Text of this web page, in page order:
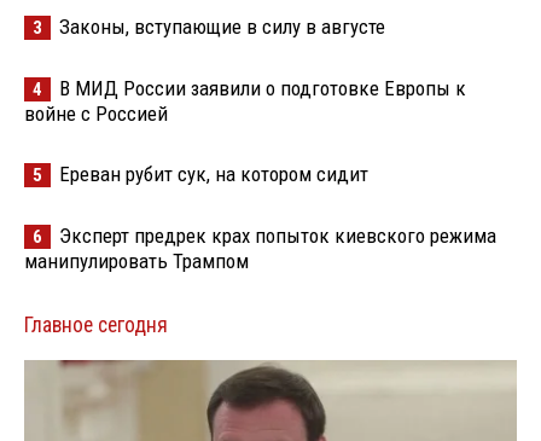
3 Законы, вступающие в силу в августе
4
В МИД России заявили о подготовке Европы к
войне с Россией
5 Ереван рубит сук, на котором сидит
6
Эксперт предрек крах попыток киевского режима
манипулировать Трампом
Главное сегодня